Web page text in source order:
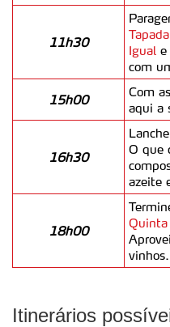
consentimento e quando
necessário no contexto
Realçamos que o
tecnologias similares
experiência de
Consulte a política de
11h30
Tapada
Igual e
com
15h00
Com
aqui a
16h30
O que
azeite
18h00
Quinta
vinhos.
Itinerários